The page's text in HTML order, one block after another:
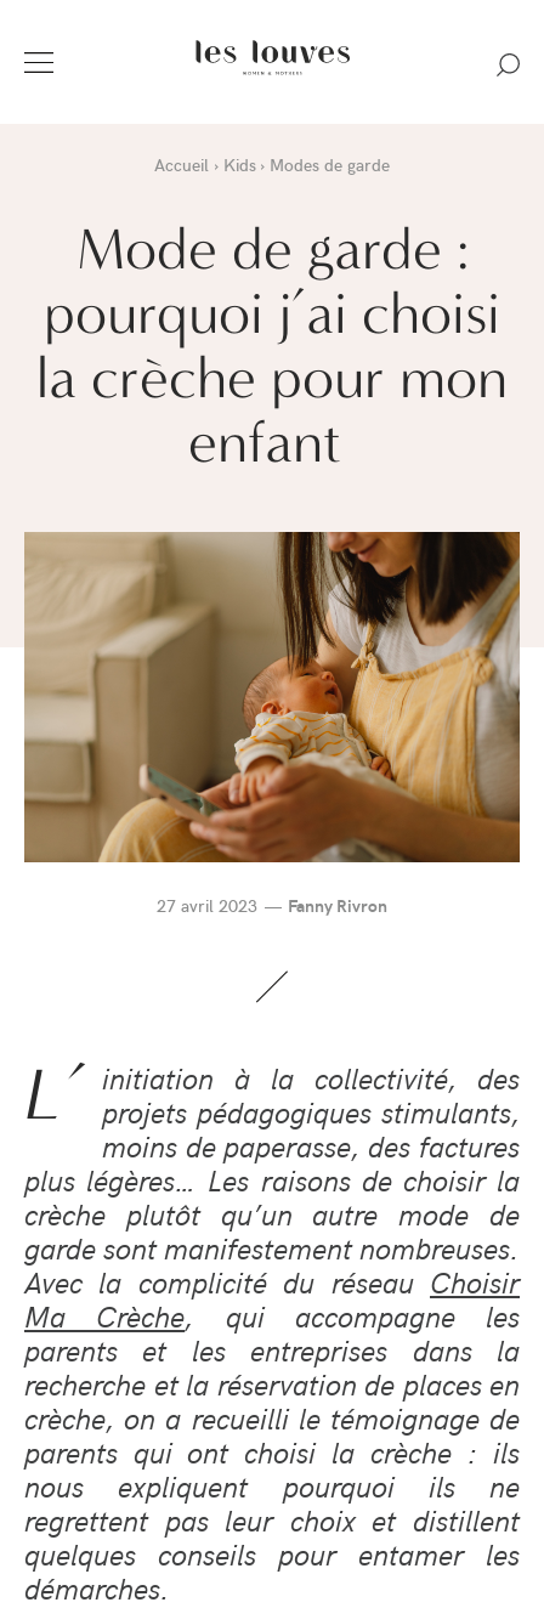
Accueil Kids Modes de garde
Mode de garde :
pourquoi j’ai choisi
la crèche pour mon
enfant
27 avril 2023 Fanny Rivron
L’ initiation à la collectivité, des
projets pédagogiques stimulants,
moins de paperasse, des factures
plus légères… Les raisons de choisir la
crèche plutôt qu’un autre mode de
garde sont manifestement nombreuses.
Avec la complicité du réseau Choisir
Ma Crèche, qui accompagne les
parents et les entreprises dans la
recherche et la réservation de places en
crèche, on a recueilli le témoignage de
parents qui ont choisi la crèche : ils
nous expliquent pourquoi ils ne
regrettent pas leur choix et distillent
quelques conseils pour entamer les
démarches.